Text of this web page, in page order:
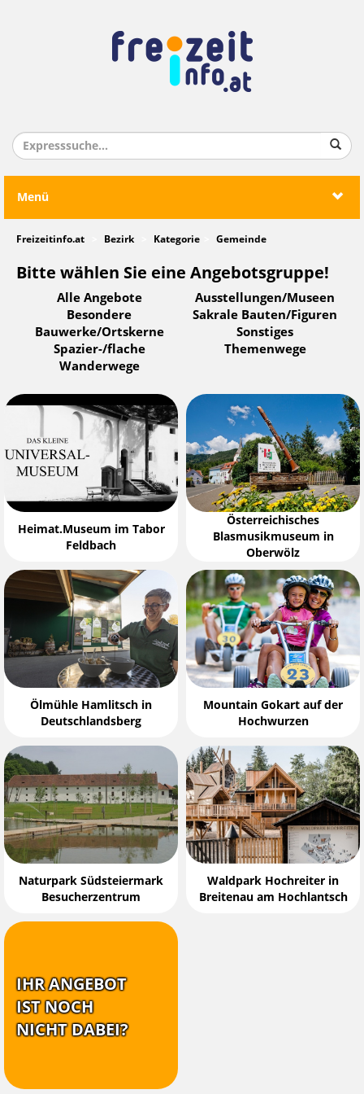
Menü
Freizeitinfo.at Bezirk Kategorie Gemeinde
Bitte wählen Sie eine Angebotsgruppe!
Alle Angebote
Ausstellungen/Museen
Besondere
Bauwerke/Ortskerne
Sakrale Bauten/Figuren
Sonstiges
Spazier-/flache
Wanderwege
Themenwege
Heimat.Museum im Tabor
Feldbach
Österreichisches
Blasmusikmuseum in
Oberwölz
Ölmühle Hamlitsch in
Deutschlandsberg
Mountain Gokart auf der
Hochwurzen
Naturpark Südsteiermark
Besucherzentrum
Waldpark Hochreiter in
Breitenau am Hochlantsch
IHR ANGEBOT
IST NOCH
NICHT DABEI?